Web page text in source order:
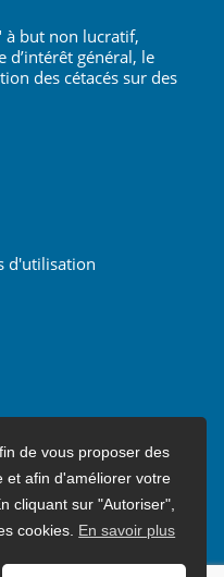
à but non lucratif,
d’intérêt général, le
des cétacés sur des
d'utilisation
de vous proposer des
et afin d'améliorer votre
cliquant sur "Autoriser",
cookies. En savoir plus